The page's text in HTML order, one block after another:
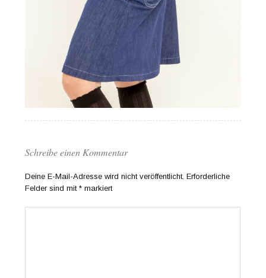
Schreibe einen Kommentar
Deine E-Mail-Adresse wird nicht veröffentlicht. Erforderliche
Felder sind mit* markiert